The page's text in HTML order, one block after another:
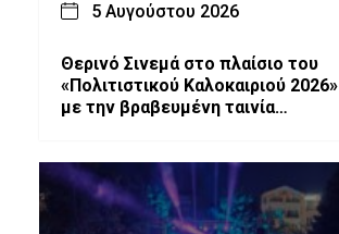
5 Αυγούστου 2026
Θερινό Σινεμά στο πλαίσιο του
«Πολιτιστικού Καλοκαιριού 2026»
με την βραβευμένη ταινία